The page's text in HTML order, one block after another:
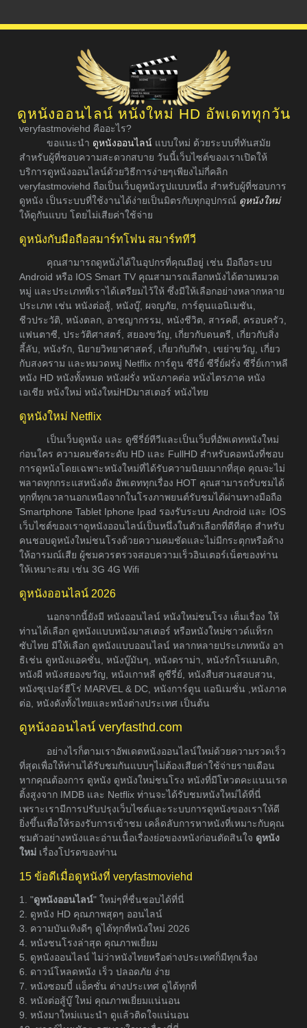
ดูหนังออนไลน์ หนังใหม่ HD อัพเดททุกวัน
veryfastmoviehd คืออะไร?
ขอแนะนำ ดูหนังออนไลน์ แบบใหม่ ด้วยระบบที่ทันสมัย
สำหรับผู้ที่ชอบความสะดวกสบาย วันนี้เว็บไซต์ของเราเปิดให้
บริการดูหนังออนไลน์ด้วยวิธีการง่ายๆเพียงไม่กี่คลิก
veryfastmoviehd ถือเป็นเว็บดูหนังรูปแบบหนึ่ง สำหรับผู้ที่ชอบการ
ดูหนัง เป็นระบบที่ใช้งานได้ง่ายเป็นมิตรกับทุกอุปกรณ์ ดูหนังใหม่
ให้ดูกันแบบ โดยไม่เสียค่าใช้จ่าย
ดูหนังกับมือถือสมาร์ทโฟน สมาร์ททีวี
คุณสามารถดูหนังได้ในอุปกรที่คุณมีอยู่ เช่น มือถือระบบ
Android หรือ IOS Smart TV คุณสามารถเลือกหนังได้ตามหมวด
หมู่ และประเภทที่เราได้เตรียมไว้ให้ ซึ่งมีให้เลือกอย่างหลากหลาย
ประเภท เช่น หนังต่อสู้, หนังบู๊, ผจญภัย, การ์ตูนแอนิเมชัน,
ชีวประวัติ, หนังตลก, อาชญากรรม, หนังชีวิต, สารคดี, ครอบครัว,
แฟนตาซี, ประวัติศาสตร์, สยองขวัญ, เกี่ยวกับดนตรี, เกี่ยวกับสิ่ง
ลี้ลับ, หนังรัก, นิยายวิทยาศาสตร์, เกี่ยวกับกีฬา, เขย่าขวัญ, เกี่ยว
กับสงคราม และหมวดหมู่ Netflix การ์ตูน ซีรีย์ ซีรี่ย์ฝรั่ง ซีรี่ย์เกาหลี
หนัง HD หนังทั้งหมด หนังฝรั่ง หนังภาคต่อ หนังไตรภาค หนัง
เอเชีย หนังใหม่ หนังใหม่HDมาสเตอร์ หนังไทย
ดูหนังใหม่ Netflix
เป็นเว็บดูหนัง และ ดูซีรี่ย์ทีวีและเป็นเว็บที่อัพเดทหนังใหม่
ก่อนใคร ความคมชัดระดับ HD และ FullHD สำหรับคอหนังที่ชอบ
การดูหนังโดยเฉพาะหนังใหม่ที่ได้รับความนิยมมากที่สุด คุณจะไม่
พลาดทุกกระแสหนังดัง อัพเดททุกเรื่อง HOT คุณสามารถรับชมได้
ทุกที่ทุกเวลานอกเหนือจากในโรงภาพยนต์รับชมได้ผ่านทางมือถือ
Smartphone Tablet Iphone Ipad รองรับระบบ Android และ IOS
เว็บไซต์ของเราดูหนังออนไลน์เป็นหนึ่งในตัวเลือกที่ดีที่สุด สำหรับ
คนชอบดูหนังใหม่ชนโรงด้วยความคมชัดและไม่มีกระตุกหรือค้าง
ให้อารมณ์เสีย ผู้ชมควรตรวจสอบความเร็วอินเตอร์เน็ตของท่าน
ให้เหมาะสม เช่น 3G 4G Wifi
ดูหนังออนไลน์ 2026
นอกจากนี้ยังมี หนังออนไลน์ หนังใหม่ชนโรง เต็มเรื่อง ให้
ท่านได้เลือก ดูหนังแบบหนังมาสเตอร์ หรือหนังใหม่ซาวด์แท็รก
ซับไทย มีให้เลือก ดูหนังแบบออนไลน์ หลากหลายประเภทหนัง อา
ธิเช่น ดูหนังแอคชั่น, หนังบู๊มันๆ, หนังดราม่า, หนังรักโรแมนติก,
หนังผี หนังสยองขวัญ, หนังเกาหลี ดูซีรี่ย์, หนังสืบสวนสอบสวน,
หนังซุเปอร์ฮีโร่ MARVEL & DC, หนังการ์ตูน แอนิเมชั่น ,หนังภาค
ต่อ, หนังดังทั้งไทยและหนังต่างประเทศ เป็นต้น
ดูหนังออนไลน์ veryfasthd.com
อย่างไรก็ตามเราอัพเดตหนังออนไลน์ใหม่ด้วยความรวดเร็ว
ที่สุดเพื่อให้ท่านได้รับชมกันแบบๆไม่ต้องเสียค่าใช้จ่ายรายเดือน
หากคุณต้องการ ดูหนัง ดูหนังใหม่ชนโรง หนังที่มีโหวตคะแนนเรต
ติ้งสูงจาก IMDB และ Netflix ท่านจะได้รับชมหนังใหม่ได้ที่นี่
เพราะเรามีการปรับปรุงเว็บไซต์และระบบการดูหนังของเราให้ดี
ยิ่งขึ้นเพื่อให้รองรับการเข้าชม เคล็ดลับการหาหนังที่เหมาะกับคุณ
ชมตัวอย่างหนังและอ่านเนื้อเรื่องย่อของหนังก่อนตัดสินใจ ดูหนัง
ใหม่ เรื่องโปรดของท่าน
15 ข้อดีเมื่อดูหนังที่ veryfastmoviehd
1. "ดูหนังออนไลน์" ใหม่ๆที่ชื่นชอบได้ที่นี่
2. ดูหนัง HD คุณภาพสุดๆ ออนไลน์
3. ความบันเทิงดีๆ ดูได้ทุกที่หนังใหม่ 2026
4. หนังชนโรงล่าสุด คุณภาพเยี่ยม
5. ดูหนังออนไลน์ ไม่ว่าหนังไทยหรือต่างประเทศก็มีทุกเรื่อง
6. ดาวน์โหลดหนัง เร็ว ปลอดภัย ง่าย
7. หนังซอมบี้ แอ็คชั่น ต่างประเทศ ดูได้ทุกที่
8. หนังต่อสู้บู๊ ใหม่ คุณภาพเยี่ยมแน่นอน
9. หนังมาใหม่แนะนำ ดูแล้วติดใจแน่นอน